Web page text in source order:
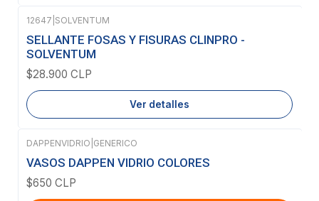
Agotado
12647 SOLVENTUM
SELLANTE FOSAS Y FISURAS CLINPRO -
SOLVENTUM
$28.900 CLP
Ver detalles
DAPPENVIDRIO GENERICO
VASOS DAPPEN VIDRIO COLORES
$650 CLP